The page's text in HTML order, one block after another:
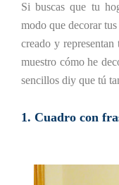
Si buscas que tu
modo que decorar
creado y
muestro cómo he
sencillos diy que tú
1. Cuadro con